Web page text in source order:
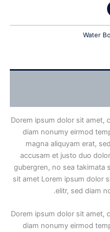
Water
Dorem ipsum dolor sit amet,
diam nonumy eirmod
magna aliquyam erat,
accusam et justo duo
gubergren, no sea takimata
sit amet Lorem ipsum dolor
elitr, sed diam
Dorem ipsum dolor sit amet,
diam nonumy eirmod